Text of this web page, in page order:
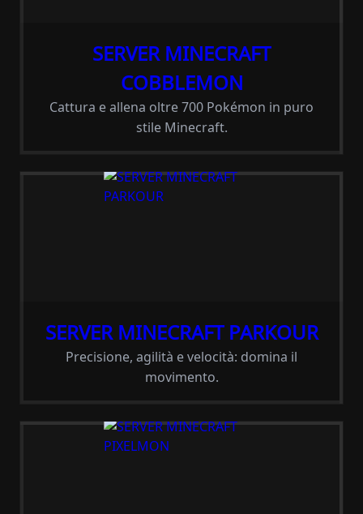
SERVER MINECRAFT
COBBLEMON
Cattura e allena oltre 700 Pokémon in puro
stile Minecraft.
SERVER MINECRAFT PARKOUR
Precisione, agilità e velocità: domina il
movimento.